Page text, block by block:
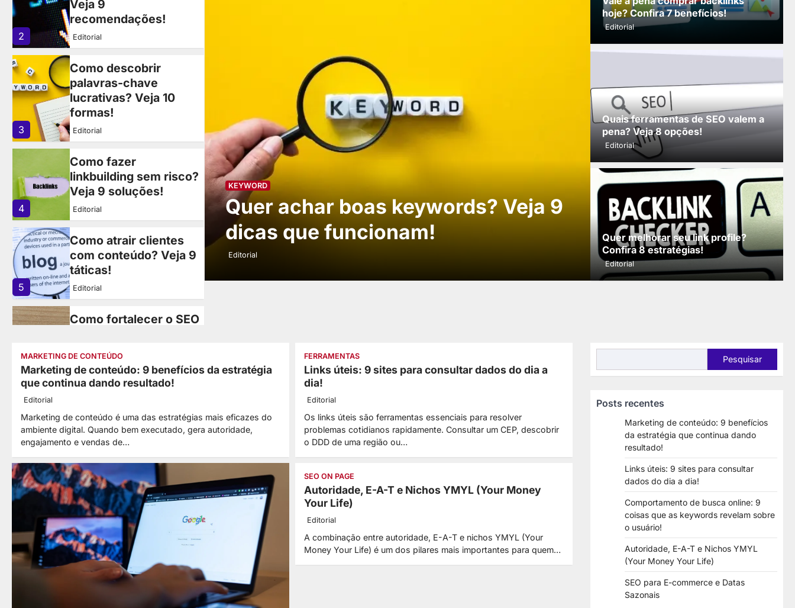
2
Veja 9
recomendações!
Editorial
3
Como descobrir
palavras-chave
lucrativas? Veja 10
formas!
Editorial
4
Como fazer
linkbuilding sem risco?
Veja 9 soluções!
Editorial
5
Como atrair clientes
com conteúdo? Veja 9
táticas!
Editorial
6
Como fortalecer o SEO
práticas!
Editorial
1
naturais? Veja 9
estratégias!
Editorial
Como escolher boas
ferramentas de SEO?
Veja 9
recomendações!
Editorial
Como descobrir
palavras-chave
lucrativas? Veja 10
aparece?
práticas!
KEYWORD
Quer achar boas keywords? Veja 9
dicas que funcionam!
Editorial
SEO ON PAGE
Seu site não
Confira 10 ajustes
Editorial
hoje? Confira 7 benefícios!
Editorial
Quais ferramentas de SEO valem a
pena? Veja 8 opções!
Editorial
Quer melhorar seu link profile?
Confira 8 estratégias!
Editorial
MARKETING DE CONTEÚDO
Marketing de conteúdo: 9 benefícios da estratégia
que continua dando resultado!
Editorial
Marketing de conteúdo é uma das estratégias mais eficazes do
ambiente digital. Quando bem executado, gera autoridade,
engajamento e vendas de…
FERRAMENTAS
Links úteis: 9 sites para consultar dados do dia a
dia!
Editorial
Os links úteis são ferramentas essenciais para resolver
problemas cotidianos rapidamente. Consultar um CEP, descobrir
o DDD de uma região ou…
SEO ON PAGE
Autoridade, E-A-T e Nichos YMYL (Your Money
Your Life)
Editorial
A combinação entre autoridade, E-A-T e nichos YMYL (Your
Money Your Life) é um dos pilares mais importantes para quem…
Pesquisar
Posts recentes
Marketing de conteúdo: 9 benefícios
da estratégia que continua dando
resultado!
Links úteis: 9 sites para consultar
dados do dia a dia!
Comportamento de busca online: 9
coisas que as keywords revelam sobre
o usuário!
Autoridade, E-A-T e Nichos YMYL
(Your Money Your Life)
SEO para E-commerce e Datas
Sazonais